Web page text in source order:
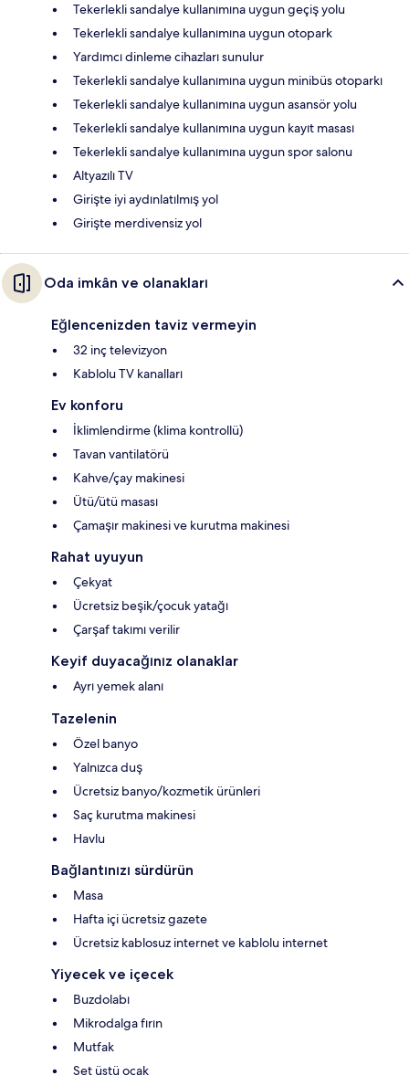
Tekerlekli sandalye kullanımına uygun geçiş yolu
Tekerlekli sandalye kullanımına uygun otopark
Yardımcı dinleme cihazları sunulur
Tekerlekli sandalye kullanımına uygun minibüs otoparkı
Tekerlekli sandalye kullanımına uygun asansör yolu
Tekerlekli sandalye kullanımına uygun kayıt masası
Tekerlekli sandalye kullanımına uygun spor salonu
Altyazılı TV
Girişte iyi aydınlatılmış yol
Girişte merdivensiz yol
Oda imkân ve olanakları
Eğlencenizden taviz vermeyin
32 inç televizyon
Kablolu TV kanalları
Ev konforu
İklimlendirme (klima kontrollü)
Tavan vantilatörü
Kahve/çay makinesi
Ütü/ütü masası
Çamaşır makinesi ve kurutma makinesi
Rahat uyuyun
Çekyat
Ücretsiz beşik/çocuk yatağı
Çarşaf takımı verilir
Keyif duyacağınız olanaklar
Ayrı yemek alanı
Tazelenin
Özel banyo
Yalnızca duş
Ücretsiz banyo/kozmetik ürünleri
Saç kurutma makinesi
Havlu
Bağlantınızı sürdürün
Masa
Hafta içi ücretsiz gazete
Ücretsiz kablosuz internet ve kablolu internet
Yiyecek ve içecek
Buzdolabı
Mikrodalga fırın
Mutfak
Set üstü ocak